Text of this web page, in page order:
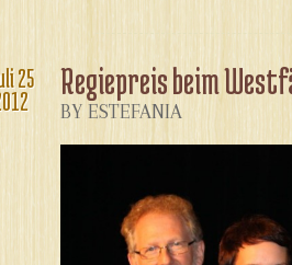
25
Regiepreis beim
BY ESTEFANIA